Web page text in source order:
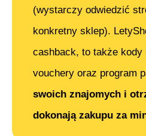
(wystarczy odwiedzić
konkretny sklep).
cashback, to także kody
vouchery oraz program
swoich znajomych i
dokonają zakupu za